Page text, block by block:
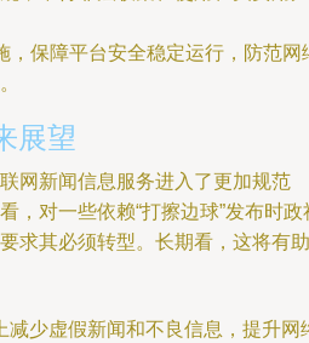
，保障平台安全稳定运行，防范网
展望
网新闻信息服务进入了更加规范
，对一些依赖“打擦边球”发布时政
求其必须转型。长期看，这将有助
减少虚假新闻和不良信息，提升网